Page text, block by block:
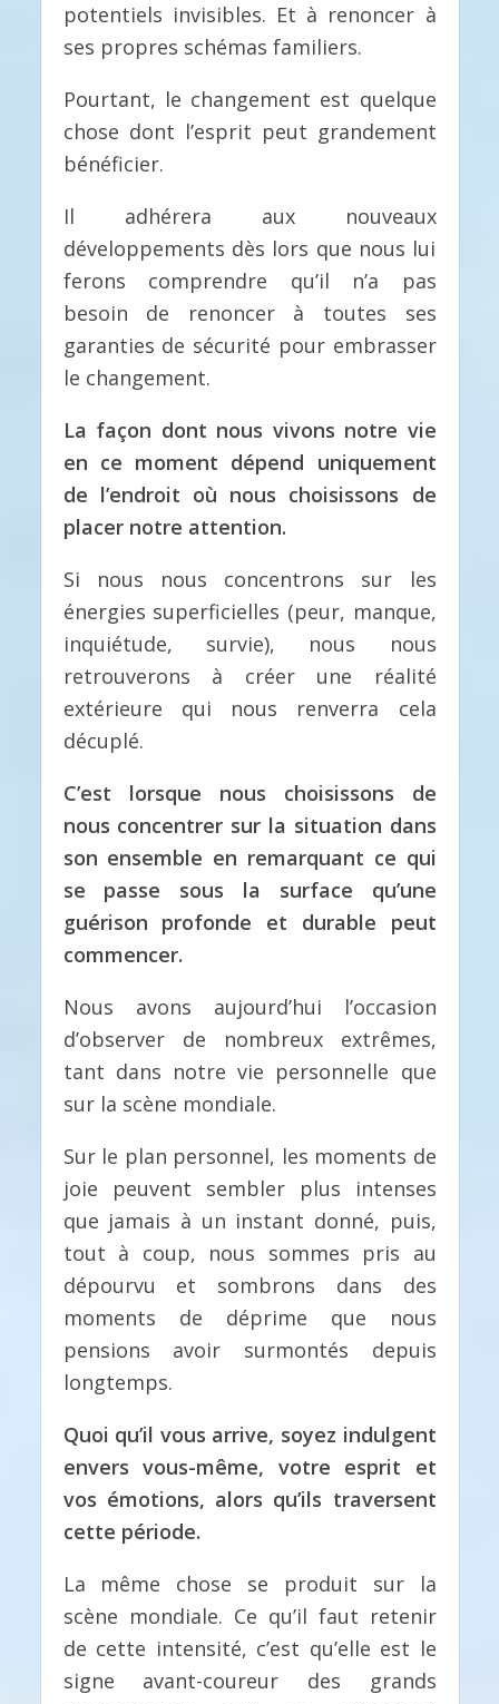
potentiels invisibles. Et à renoncer à
ses propres schémas familiers.
Pourtant, le changement est quelque
chose dont l’esprit peut grandement
bénéficier.
Il adhérera aux nouveaux
développements dès lors que nous lui
ferons comprendre qu’il n’a pas
besoin de renoncer à toutes ses
garanties de sécurité pour embrasser
le changement.
La façon dont nous vivons notre vie
en ce moment dépend uniquement
de l’endroit où nous choisissons de
placer notre attention.
Si nous nous concentrons sur les
énergies superficielles (peur, manque,
inquiétude, survie), nous nous
retrouverons à créer une réalité
extérieure qui nous renverra cela
décuplé.
C’est lorsque nous choisissons de
nous concentrer sur la situation dans
son ensemble en remarquant ce qui
se passe sous la surface qu’une
guérison profonde et durable peut
commencer.
Nous avons aujourd’hui l’occasion
d’observer de nombreux extrêmes,
tant dans notre vie personnelle que
sur la scène mondiale.
Sur le plan personnel, les moments de
joie peuvent sembler plus intenses
que jamais à un instant donné, puis,
tout à coup, nous sommes pris au
dépourvu et sombrons dans des
moments de déprime que nous
pensions avoir surmontés depuis
longtemps.
Quoi qu’il vous arrive, soyez indulgent
envers vous-même, votre esprit et
vos émotions, alors qu’ils traversent
cette période.
La même chose se produit sur la
scène mondiale. Ce qu’il faut retenir
de cette intensité, c’est qu’elle est le
signe avant-coureur des grands